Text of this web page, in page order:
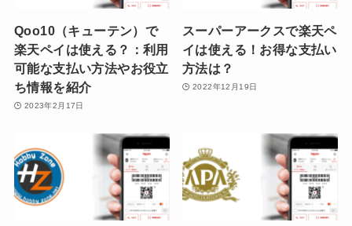
Qoo10（キューテン）で
楽天ペイは使える？：利用
可能な支払い方法やお役立
ち情報を紹介
2023年2月17日
スーパーアークスで楽天ペ
イは使える！お得な支払い
方法は？
2022年12月19日